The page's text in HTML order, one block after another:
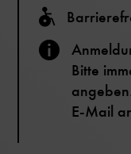
Bitte
E-Mail